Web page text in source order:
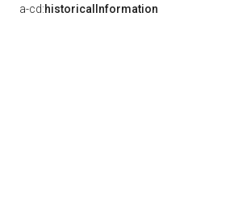
a-cd:historicalInformation